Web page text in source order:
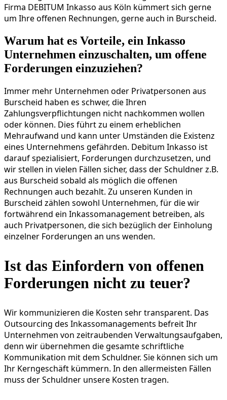
Firma DEBITUM Inkasso aus Köln kümmert sich gerne
um Ihre offenen Rechnungen, gerne auch in Burscheid.
Warum hat es Vorteile, ein Inkasso
Unternehmen einzuschalten, um offene
Forderungen einzuziehen?
Immer mehr Unternehmen oder Privatpersonen aus
Burscheid haben es schwer, die Ihren
Zahlungsverpflichtungen nicht nachkommen wollen
oder können. Dies führt zu einem erheblichen
Mehraufwand und kann unter Umständen die Existenz
eines Unternehmens gefährden. Debitum Inkasso ist
darauf spezialisiert, Forderungen durchzusetzen, und
wir stellen in vielen Fällen sicher, dass der Schuldner z.B.
aus Burscheid sobald als möglich die offenen
Rechnungen auch bezahlt. Zu unseren Kunden in
Burscheid zählen sowohl Unternehmen, für die wir
fortwährend ein Inkassomanagement betreiben, als
auch Privatpersonen, die sich bezüglich der Einholung
einzelner Forderungen an uns wenden.
Ist das Einfordern von offenen
Forderungen nicht zu teuer?
Wir kommunizieren die Kosten sehr transparent. Das
Outsourcing des Inkassomanagements befreit Ihr
Unternehmen von zeitraubenden Verwaltungsaufgaben,
denn wir übernehmen die gesamte schriftliche
Kommunikation mit dem Schuldner. Sie können sich um
Ihr Kerngeschäft kümmern. In den allermeisten Fällen
muss der Schuldner unsere Kosten tragen.